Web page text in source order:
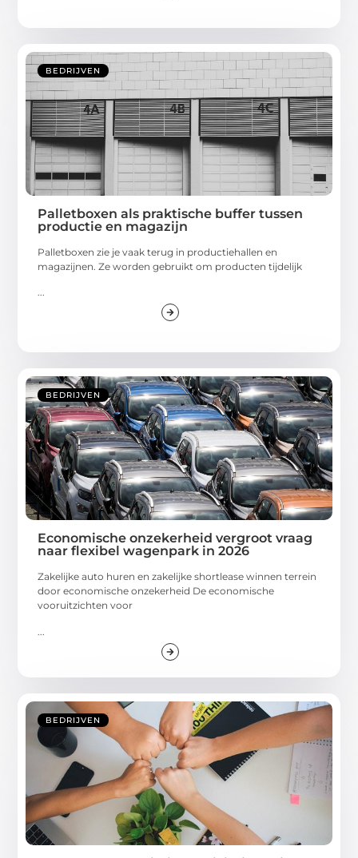
BEDRIJVEN
Palletboxen als praktische buffer tussen
productie en magazijn
Palletboxen zie je vaak terug in productiehallen en
magazijnen. Ze worden gebruikt om producten tijdelijk
...
BEDRIJVEN
Economische onzekerheid vergroot vraag
naar flexibel wagenpark in 2026
Zakelijke auto huren en zakelijke shortlease winnen terrein
door economische onzekerheid De economische
vooruitzichten voor
BEDRIJVEN